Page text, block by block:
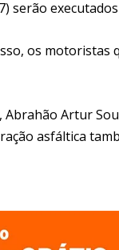
serão
os
Artur
asfáltica